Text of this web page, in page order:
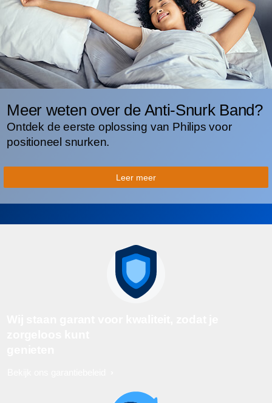
Meer weten over de Anti-Snurk Band?
Ontdek de eerste oplossing van Philips voor
positioneel snurken.
Leer meer